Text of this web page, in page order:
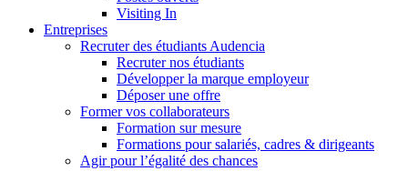
Visiting In
Entreprises
Recruter des étudiants Audencia
Recruter nos étudiants
Développer la marque employeur
Déposer une offre
Former vos collaborateurs
Formation sur mesure
Formations pour salariés, cadres & dirigeants
Agir pour l’égalité des chances